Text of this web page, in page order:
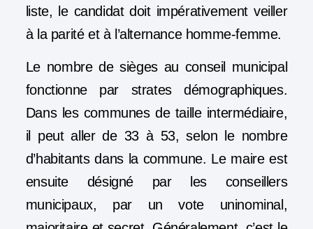
liste, le candidat doit impérativement veiller
à la parité et à l’alternance homme-femme.
Le nombre de sièges au conseil municipal
fonctionne par strates démographiques.
Dans les communes de taille intermédiaire,
il peut aller de 33 à 53, selon le nombre
d’habitants dans la commune. Le maire est
ensuite désigné par les conseillers
municipaux, par un vote uninominal,